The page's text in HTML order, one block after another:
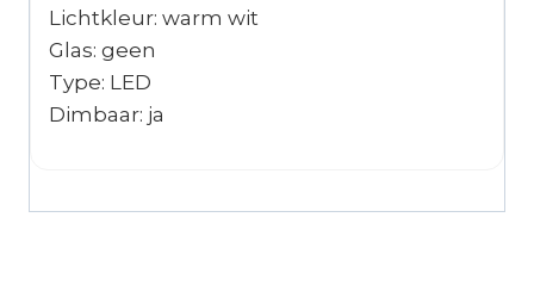
Lichtkleur: warm wit
Glas: geen
Type: LED
Dimbaar: ja